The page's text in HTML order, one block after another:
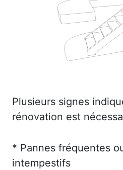
Plusieurs signes
rénovation est
* Pannes fréquentes
intempestifs